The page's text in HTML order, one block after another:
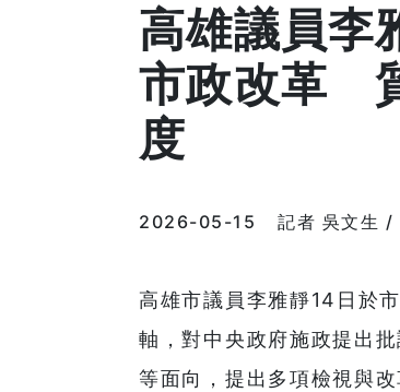
高雄議員李
市政改革
度
2026-05-15 記者 吳文生 /
高雄市議員李雅靜14日於
軸，對中央政府施政提出
等面向，提出多項檢視與改